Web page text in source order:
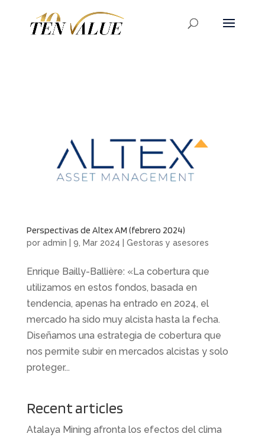
Perspectivas de Altex AM (febrero 2024)
por admin 9, Mar 2024 Gestoras y asesores
Enrique Bailly-Ballière: «La cobertura que
utilizamos en estos fondos, basada en
tendencia, apenas ha entrado en 2024, el
mercado ha sido muy alcista hasta la fecha.
Diseñamos una estrategia de cobertura que
nos permite subir en mercados alcistas y solo
proteger...
Recent articles
Atalaya Mining afronta los efectos del clima